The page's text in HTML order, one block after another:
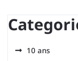
10 ans